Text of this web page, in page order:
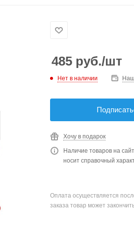
485 руб./шт
Нет в наличии
Хочу в подарок
Наличие товаров на
носит справочный
Оплата осуществляется
заказа товар может